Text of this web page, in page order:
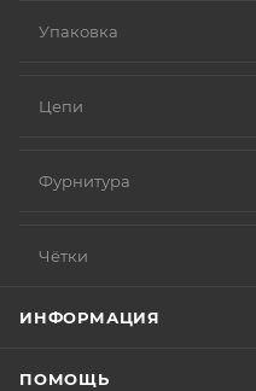
Упаковка
Цепи
Фурнитура
Чётки
ИНФОРМАЦИЯ
ПОМОЩЬ